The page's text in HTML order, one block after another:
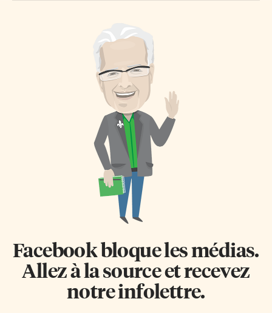
souterrains et des hangars dont
une partie aurait dû accueillir
des missiles pointés vers
l’Union soviétique, à l’époque
de la guerre froide. Ver de glace
Il faut préciser que l’existence
cette base, appelée Camp […]
décennies. La chocolatière
Patricia Cohrs a bien tenté à ses
débuts de donner un nom
français à sa boutique, mais les
gens du quartier se refilaient la
bonne adresse de la «Belgian
chocolate shop» de bouche à
oreille. Le nom est resté, justifié
par la nationalité […]
Facebook bloque les médias.
Allez à la source et recevez
notre infolettre.